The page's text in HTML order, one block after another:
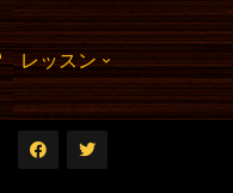
レッスン